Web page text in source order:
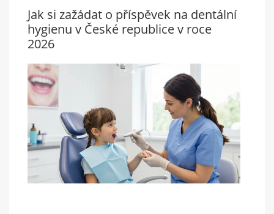
Jak si zažádat o příspěvek na dentální
hygienu v České republice v roce
2026